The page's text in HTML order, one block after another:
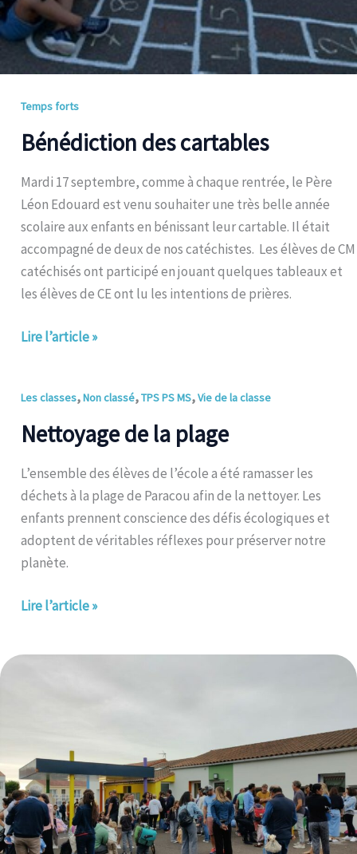
Temps forts
Bénédiction des cartables
Mardi 17 septembre, comme à chaque rentrée, le Père
Léon Edouard est venu souhaiter une très belle année
scolaire aux enfants en bénissant leur cartable. Il était
accompagné de deux de nos catéchistes. Les élèves de CM
catéchisés ont participé en jouant quelques tableaux et
les élèves de CE ont lu les intentions de prières.
Lire l’article »
Les classes,Non classé,TPS PS MS,Vie de la classe
Nettoyage de la plage
L’ensemble des élèves de l’école a été ramasser les
déchets à la plage de Paracou afin de la nettoyer. Les
enfants prennent conscience des défis écologiques et
adoptent de véritables réflexes pour préserver notre
planète.
Nettoyage
la
Lire l’article »
classes!